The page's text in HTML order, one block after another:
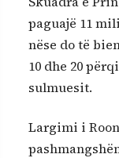
paguajë 11
nëse do të
10 dhe 20
sulmuesit.
Largimi i